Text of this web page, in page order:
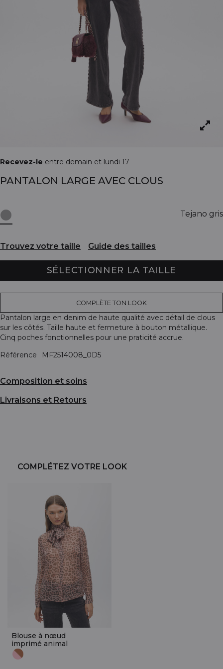
Recevez-le entre demain et lundi 17
PANTALON LARGE AVEC CLOUS
Tejano gris
Trouvez votre taille Guide des tailles
SÉLECTIONNER LA TAILLE
COMPLÈTE TON LOOK
Pantalon large en denim de haute qualité avec détail de clous
sur les côtés. Taille haute et fermeture à bouton métallique.
Cinq poches fonctionnelles pour une praticité accrue.
Référence
MF2514008_0D5
Composition et soins
Livraisons et Retours
COMPLÉTEZ VOTRE LOOK
Blouse à nœud
imprimé animal